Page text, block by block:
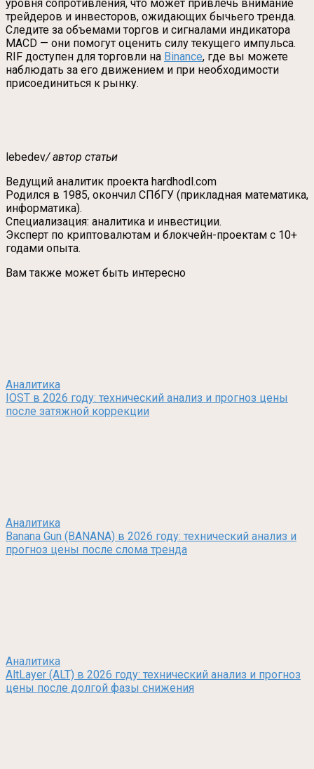
уровня сопротивления, что может привлечь внимание
трейдеров и инвесторов, ожидающих бычьего тренда.
Следите за объемами торгов и сигналами индикатора
MACD — они помогут оценить силу текущего импульса.
RIF доступен для торговли на Binance, где вы можете
наблюдать за его движением и при необходимости
присоединиться к рынку.
lebedev/ автор статьи
Ведущий аналитик проекта hardhodl.com
Родился в 1985, окончил СПбГУ (прикладная математика,
информатика).
Специализация: аналитика и инвестиции.
Эксперт по криптовалютам и блокчейн-проектам с 10+
годами опыта.
Вам также может быть интересно
Аналитика
IOST в 2026 году: технический анализ и прогноз цены
после затяжной коррекции
Аналитика
Banana Gun (BANANA) в 2026 году: технический анализ и
прогноз цены после слома тренда
Аналитика
AltLayer (ALT) в 2026 году: технический анализ и прогноз
цены после долгой фазы снижения